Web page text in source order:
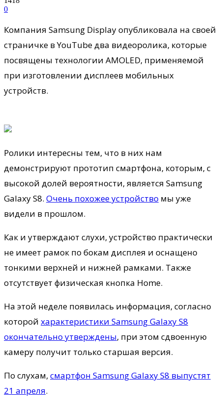
0
Компания Samsung Display опубликовала на своей
страничке в YouTube два видеоролика, которые
посвящены технологии AMOLED, применяемой
при изготовлении дисплеев мобильных
устройств.
Ролики интересны тем, что в них нам
демонстрируют прототип смартфона, которым, с
высокой долей вероятности, является Samsung
Galaxy S8. Очень похожее устройство мы уже
видели в прошлом.
Как и утверждают слухи, устройство практически
не имеет рамок по бокам дисплея и оснащено
тонкими верхней и нижней рамками. Также
отсутствует физическая кнопка Home.
На этой неделе появилась информация, согласно
которой характеристики Samsung Galaxy S8
окончательно утверждены, при этом сдвоенную
камеру получит только старшая версия.
По слухам, смартфон Samsung Galaxy S8 выпустят
21 апреля.